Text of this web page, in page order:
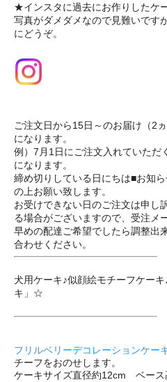
★インスタに過去にお作りしたケ
写真がダメダメなので見難いです
にどうぞ。
ご注文日から15日～のお届け（2
になります。
例）7月1日にご注文入れていただ
になります。
締め切りしている日にちは■お知
の上お願い致します。
お受けできない日のご注文は申し
る場合がございますので、受注メ
早めの配達ご希望でしたら調整出
合わせください。
犬用ケーキ♪似顔絵モチーフケー
キ」☆
フリルベリーデコレーションケー
チーフをおのせします。
ケーキサイズ直径約12cm ベース